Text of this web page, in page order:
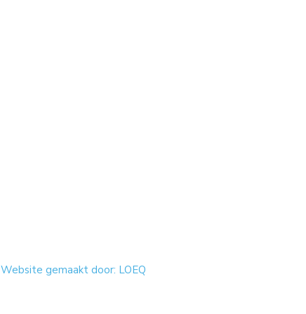
Website gemaakt door: LOEQ